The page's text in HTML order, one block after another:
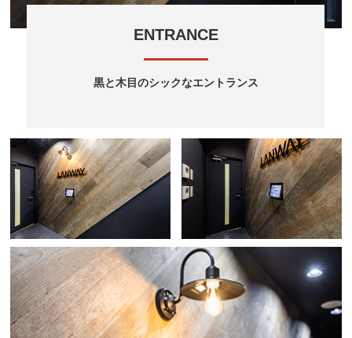
ENTRANCE
黒と木目のシックなエントランス